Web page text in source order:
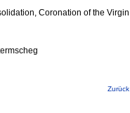
Coronation of the Virgin
Zurück